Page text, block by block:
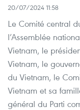
20/07/2024 11:58
Le Comité central
l’Assemblée
Vietnam, le
Vietnam, le
du Vietnam, le
Vietnam et sa
général du Parti